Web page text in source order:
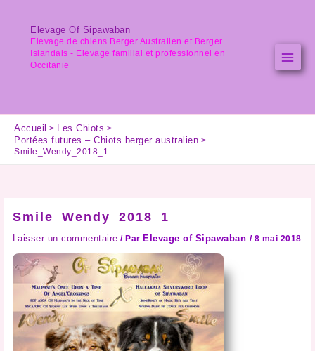
contenuElevage Of Sipawaban
Elevage de chiens Berger Australien et Berger
Islandais - Elevage familial et professionnel en
Occitanie
Accueil
Les Chiots
Portées futures – Chiots berger australien
Smile_Wendy_2018_1
Smile_Wendy_2018_1
Laisser un commentaire / Par Elevage of Sipawaban / 8 mai 2018